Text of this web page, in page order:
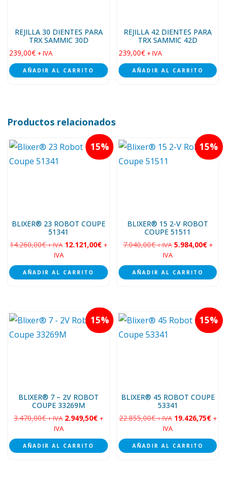
REJILLA 30 DIENTES PARA
TRX SAMMIC 30D
239,00€ + IVA
AÑADIR AL CARRITO
REJILLA 42 DIENTES PARA
TRX SAMMIC 42D
239,00€ + IVA
AÑADIR AL CARRITO
Productos relacionados
15
BLIXER® 23 ROBOT COUPE
51341
14.260,00€ + IVA 12.121,00€ +
IVA
AÑADIR AL CARRITO
15
BLIXER® 15 2-V ROBOT
COUPE 51511
7.040,00€ + IVA 5.984,00€ +
IVA
AÑADIR AL CARRITO
15
BLIXER® 7 – 2V ROBOT
COUPE 33269M
3.470,00€ + IVA 2.949,50€ +
IVA
AÑADIR AL CARRITO
15
BLIXER® 45 ROBOT COUPE
53341
22.855,00€ + IVA 19.426,75€ +
IVA
AÑADIR AL CARRITO